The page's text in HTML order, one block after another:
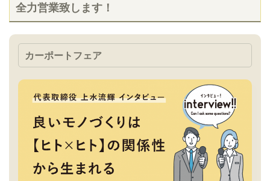
全力営業致します！
カーポートフェア